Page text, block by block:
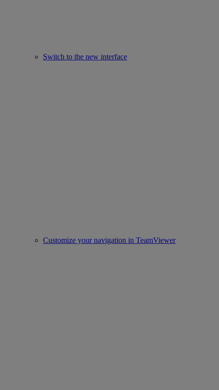
Switch to the new interface
Customize your navigation in TeamViewer